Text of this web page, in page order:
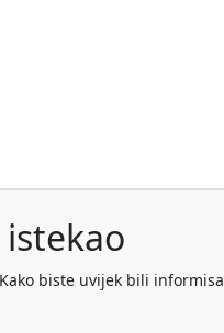
biste uvijek bili